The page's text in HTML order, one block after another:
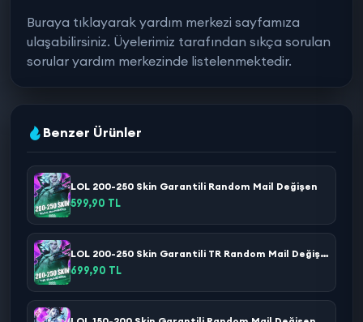
Buraya tıklayarak yardım merkezi sayfamıza
ulaşabilirsiniz. Üyelerimiz tarafından sıkça sorulan
sorular yardım merkezinde listelenmektedir.
Benzer Ürünler
LOL 200-250 Skin Garantili Random Mail Değişen
599,90 TL
LOL 200-250 Skin Garantili TR Random Mail Değişen
699,90 TL